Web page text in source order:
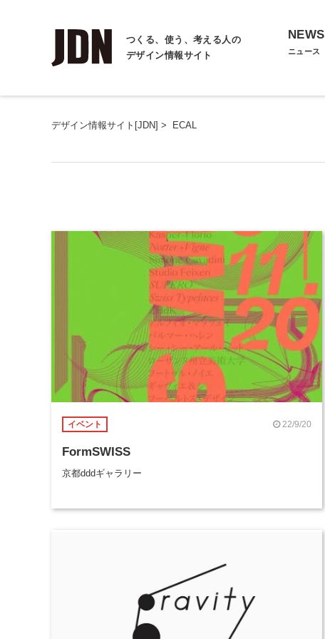
つくる、使う、考える人の
デザイン情報サイト
NEWS
ニュース
デザイン情報サイト[JDN] > ECAL
イベント 22/9/20
FormSWISS
京都dddギャラリー